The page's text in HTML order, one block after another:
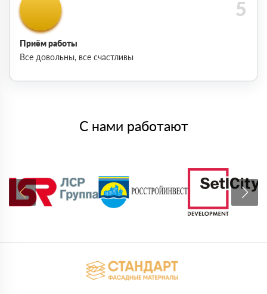
Приём работы
Все довольны, все счастливы
С нами работают